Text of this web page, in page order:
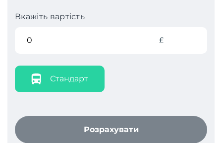
Вкажіть вартість
£
Стандарт
Розрахувати